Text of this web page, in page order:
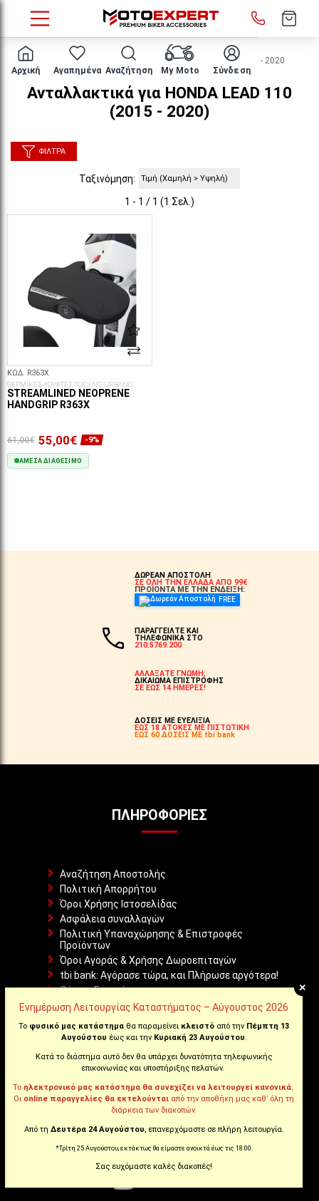
Αρχική Αγαπημένα Αναζήτηση My Moto Σύνδεση
Μάρκα/μοντέλο HONDA LEAD 110 2015 - 2020
Ανταλλακτικά για HONDA LEAD 110
(2015 - 2020)
ΦΊΛΤΡΑ
Ταξινόμηση:
1 - 1 / 1 (1 Σελ.)
ΚΩΔ. R363X
ΘΕΡΜΙΚΕΣ ΧΟΥΦΤΕΣ TUCANO URBANO
STREAMLINED NEOPRENE
HANDGRIP R363X
61,00€ 55,00€ -9%
ΆΜΕΣΑ ΔΙΑΘΈΣΙΜΟ
ΔΩΡΕΑΝ ΑΠΟΣΤΟΛΗ
ΣΕ ΟΛΗ ΤΗΝ ΕΛΛΑΔΑ ΑΠΟ 99€
ΠΡΟΪΟΝΤΑ ΜΕ ΤΗΝ ΕΝΔΕΙΞΗ:
FREE
ΠΑΡΑΓΓΕΙΛΤΕ ΚΑΙ
ΤΗΛΕΦΩΝΙΚΑ ΣΤΟ
210.5769.200
ΑΛΛΑΞΑΤΕ ΓΝΩΜΗ;
ΔΙΚΑΙΩΜΑ ΕΠΙΣΤΡΟΦΗΣ
ΣΕ ΕΩΣ 14 ΗΜΕΡΕΣ!
ΔΟΣΕΙΣ ΜΕ ΕΥΕΛΙΞΙΑ
ΕΩΣ 18 ΑΤΟΚΕΣ ΜΕ ΠΙΣΤΩΤΙΚΗ
ΕΩΣ 60 ΔΟΣΕΙΣ ΜΕ tbi bank
ΠΛΗΡΟΦΟΡΊΕΣ
Αναζήτηση Αποστολής
Πολιτική Απορρήτου
Όροι Χρήσης Ιστοσελίδας
Ασφάλεια συναλλαγών
Πολιτική Υπαναχώρησης & Επιστροφές
Προϊόντων
Όροι Αγοράς & Χρήσης Δωροεπιταγών
tbi bank: Αγόρασε τώρα, και Πλήρωσε αργότερα!
Θέσεις Εργασίας
Επικοινωνήστε μαζί μας
Facebook
Instagram
+
Ενημέρωση Λειτουργίας Καταστήματος – Αύγουστος 2026
Το φυσικό μας κατάστημα θα παραμείνει κλειστό από την Πέμπτη 13
Αυγούστου έως και τηνΚυριακή 23 Αυγούστου.
Κατά το διάστημα αυτό δεν θα υπάρχει δυνατότητα τηλεφωνικής
επικοινωνίας και υποστήριξης πελατών.
Το ηλεκτρονικό μας κατάστημα θα συνεχίζει να λειτουργεί κανονικά.
Οι online παραγγελίες θα εκτελούνται από την αποθήκη μας καθ’ όλη τη
διάρκεια των διακοπών.
Από τη Δευτέρα 24 Αυγούστου, επανερχόμαστε σε πλήρη λειτουργία.
*Τρίτη 25 Αυγούστου, εκτάκτως θα είμαστε ανοικτά έως τις 18:00.
Σας ευχόμαστε καλές διακοπές!